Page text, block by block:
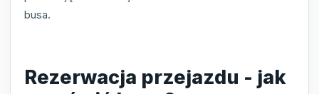
busa.
Rezerwacja przejazdu - jak